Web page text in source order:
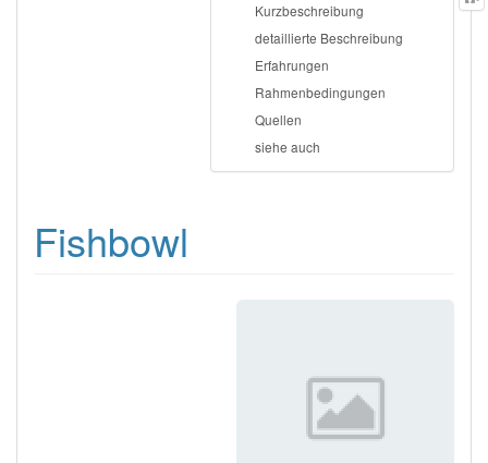
Kurzbeschreibung
detaillierte Beschreibung
Erfahrungen
Rahmenbedingungen
Quellen
siehe auch
Fishbowl